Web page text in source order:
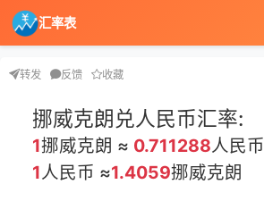
汇率表
转发 反馈 收藏
挪威克朗兑人民币汇率:
1挪威克朗 ≈ 0.711288人民币
1人民币 ≈1.4059挪威克朗